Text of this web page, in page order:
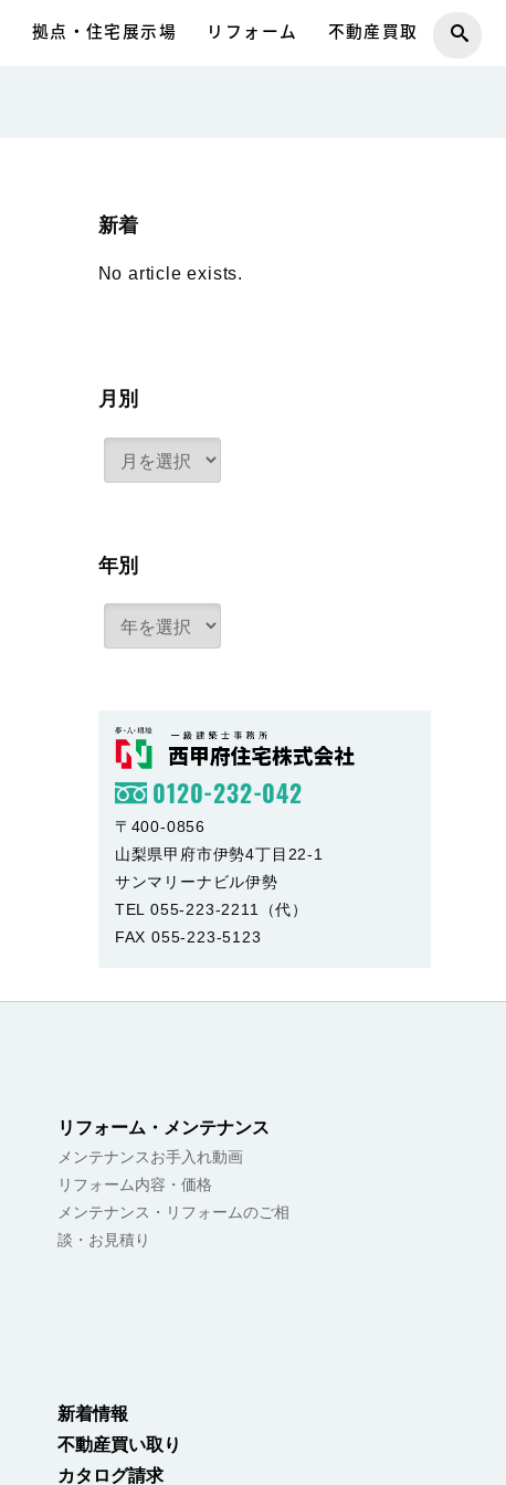
拠点・住宅展示場 リフォーム 不動産買取
新着
No article exists.
月別
年別
0120-232-042
〒400-0856
山梨県甲府市伊勢4丁目22-1
サンマリーナビル伊勢
TEL 055-223-2211（代）
FAX 055-223-5123
リフォーム・メンテナンス
メンテナンスお手入れ動画
リフォーム内容・価格
メンテナンス・リフォームのご相
談・お見積り
新着情報
不動産買い取り
カタログ請求